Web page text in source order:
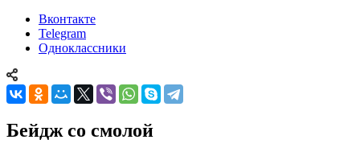
Вконтакте
Telegram
Одноклассники
Бейдж со смолой